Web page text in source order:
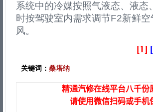
系统中的冷媒按照气液态、液
时按驾驶室内需求调节F2新鲜
风。
[1]
关键词： 桑塔纳